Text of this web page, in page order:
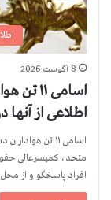
8 آگوست 2026
اسامی
اطلاعی از
اسامی ۱۱ تن
متحد، کمیسرعالی
افراد پاسخگو و از